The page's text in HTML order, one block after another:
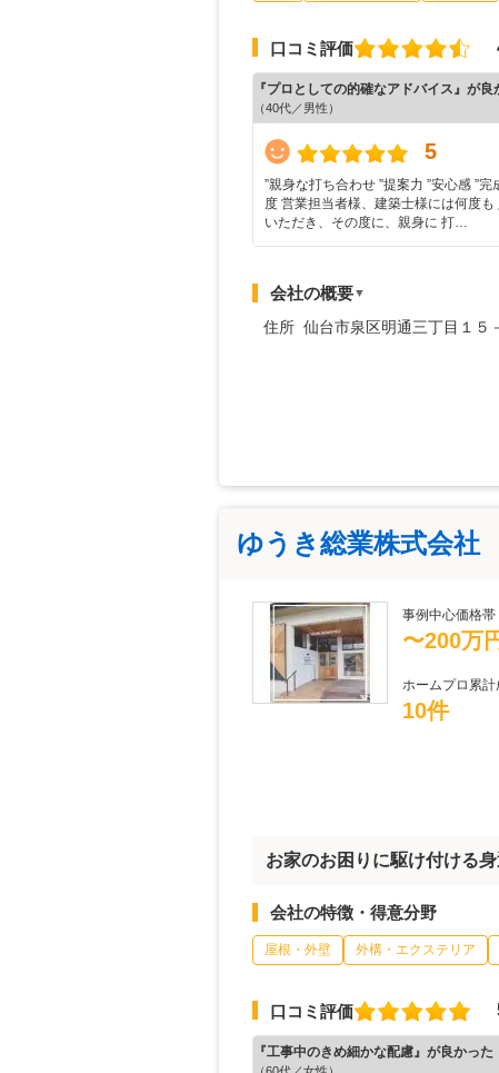
口コミ評価
『プロとしての的確なアドバイス』が良
（40代／男性）
5
”‬親身な打ち合わせ ‪”‬提案力 ‪”‬安心感 ‪”‬完
度 営業担当者様、建築士様には何度も
いただき、その度に、親身に 打…
会社の概要▼
住所 仙台市泉区明通三丁目１５
ゆうき総業株式会社
事例中心価格帯
〜200万
ホームプロ累
10件
お家のお困りに駆け付ける
会社の特徴・得意分野
屋根・外壁 外構・エクステリア
口コミ評価
『工事中のきめ細かな配慮』が良かった